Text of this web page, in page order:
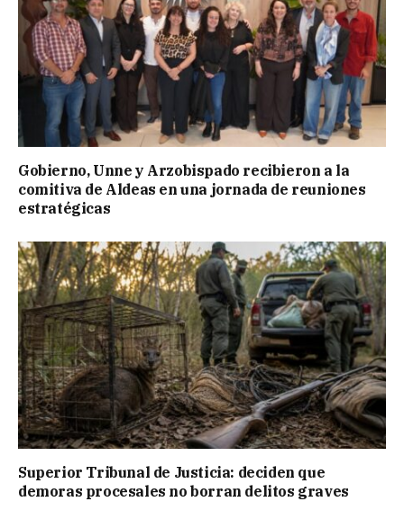
Gobierno, Unne y Arzobispado recibieron a la
comitiva de Aldeas en una jornada de reuniones
estratégicas
Superior Tribunal de Justicia: deciden que
demoras procesales no borran delitos graves